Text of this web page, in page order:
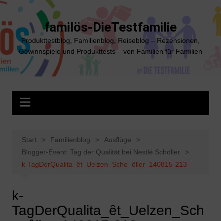
Zum
springen
familös-DieTestfamilie
Produkttestblog, Familienblog, Reiseblog – Rezensionen,
Gewinnspiele und Produkttests – von Familien für Familien
Start Familienblog
Ausflüge
Blogger-Event: Tag der Qualität bei Nestlé Schöller
k-TagDerQualita_êt_Uelzen_Scho_êller_140815-213
k-
TagDerQualita_êt_Uelzen_Sch